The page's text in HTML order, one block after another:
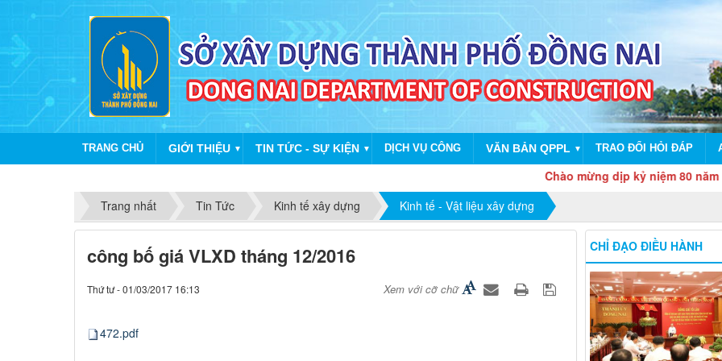
TRANG CHỦ GIỚI THIỆU ▼ TIN TỨC - SỰ KIỆN ▼ DỊCH VỤ CÔNG VĂN BẢN QPPL ▼ TRAO ĐỔI HỎI ĐÁP
Chào mừng dịp kỷ niệm 80 năm Cách
Trang nhất
Tin Tức Kinh tế xây dựng Kinh tế - Vật liệu xây dựng
công bố giá VLXD tháng 12/2016
Thứ tư - 01/03/2017 16:13 Xem với cỡ chữ
472.pdf
CHỈ ĐẠO ĐIỀU HÀNH